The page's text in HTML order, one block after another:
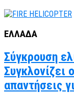
ΕΛΛΑΔΑ
Σύγκρουση
Συγκλονίζει
απαντήσεις